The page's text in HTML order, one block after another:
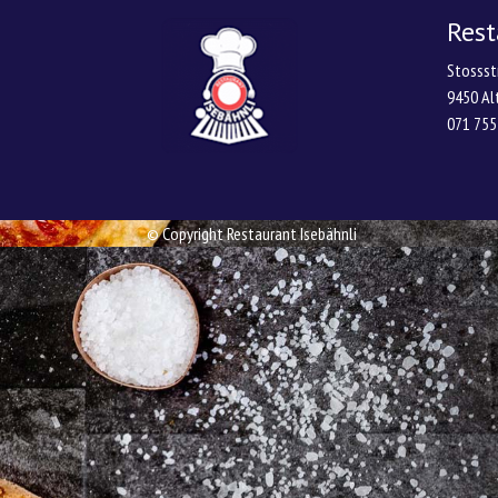
9450
071
© Copyright Restaurant Isebähnli